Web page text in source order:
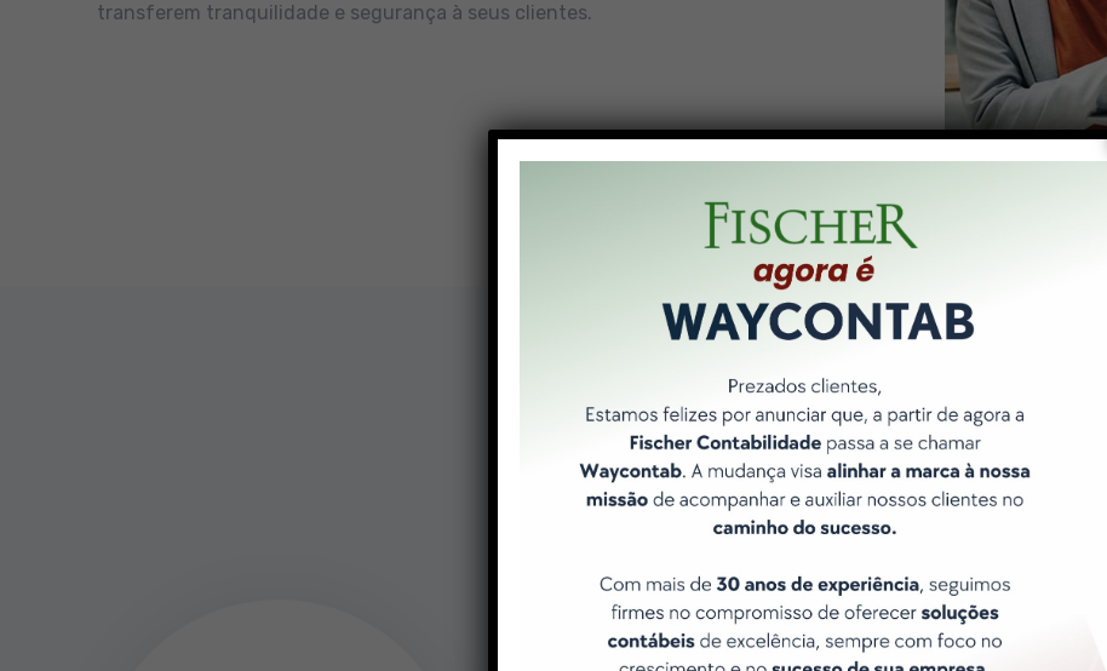
transferem tranquilidade e segurança à seus clientes.
Nossos Pilares
Nossa forma de entregar resultados é norteada por 3 pilares básicos: